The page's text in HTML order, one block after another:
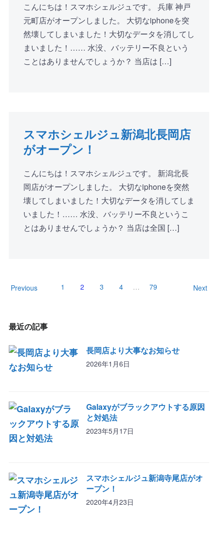
こんにちは！スマホシェルジュです。 兵庫 神戸
元町店がオープンしました。 大切なiphoneを突
然壊してしまいました！大切なデータを消してし
まいました！…… 水没、バッテリー不良という
ことはありませんでしょうか？ 当店は […]
スマホシェルジュ新潟北長岡店
がオープン！
こんにちは！スマホシェルジュです。 新潟北長
岡店がオープンしました。 大切なiphoneを突然
壊してしまいました！大切なデータを消してしま
いました！…… 水没、バッテリー不良というこ
とはありませんでしょうか？ 当店は全国 […]
Previous 1 2 3 4 … 79 Next
最近の記事
長岡店より大事なお知らせ
2026年1月6日
Galaxyがブラックアウトする原因
と対処法
2023年5月17日
スマホシェルジュ新潟寺尾店がオ
ープン！
2020年4月23日